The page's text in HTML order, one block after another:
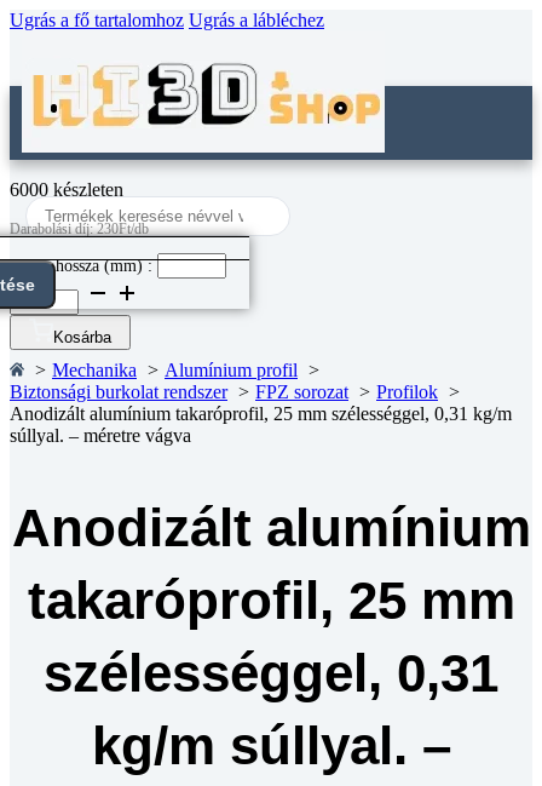
Ugrás a fő tartalomhoz Ugrás a lábléchez
Search
...
6000 készleten
Darabolási díj: 230Ft/db
Darab hossza (mm) :
Anodizált
alumínium
takaróprofil,
25
mm
szélességgel,
0,31
kg/m
méretre
vágva
mennyiség
Kosárba
Mechanika
Alumínium profil
Biztonsági burkolat rendszer
FPZ sorozat
Profilok
Anodizált alumínium takaróprofil, 25 mm szélességgel, 0,31 kg/m
súllyal. – méretre vágva
Anodizált alumínium
takaróprofil, 25 mm
szélességgel, 0,31
kg/m súllyal. –